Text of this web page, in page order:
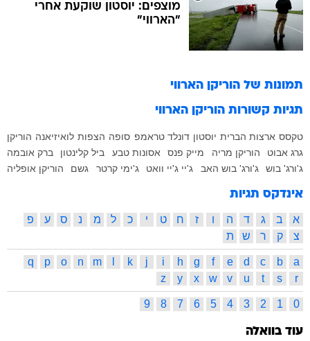
מוצפים: יוסטון שוקעת אחרי
"הארווי"
תמונות של הוריקן הארווי
תגיות קשורות הוריקן הארווי
טקסס ארצות הברית יוסטון דונלד טראמפ סופה הצפות לואיזיאנה הוריקן
גרג אבוט
הוריקן מריה מייק פנס אסונות טבע ביל קלינטון
ברק אובמה
ג'ורג' בוש
ג'ורג' בוש האב ג'יי ג'יי וואט ג'ימי קרטר גשם הוריקן אופליה
אינדקס תגיות
א ב ג ד ה ו ז ח ט י כ ל מ נ ס ע
פ
צ
ק ר ש ת
a
b
c
d
e
f
g
h
i
j
k
m
n
o
p
q
r
s
t
u
v
w
x
y
z
0
1
2
3
4
5
6
7
8
9
עוד בוואלה